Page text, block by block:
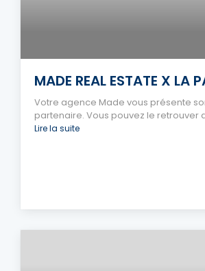
MADE REAL ESTATE X LA
Votre agence Made vous présente
partenaire. Vous pouvez le retrouver
Lire la suite